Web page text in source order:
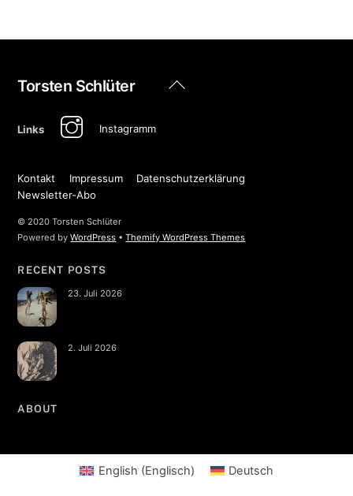
Back
Torsten Schlüter
Links Instagramm
Kontakt Impressum
Datenschutzerklärung
Newsletter-Abo
© 2020 Torsten Schlüter
Powered byWordPress •Themify WordPress Themes
RECENT POSTS
23. Juli 2026
2. Juli 2026
ABOUT
English (Englisch) Deutsch